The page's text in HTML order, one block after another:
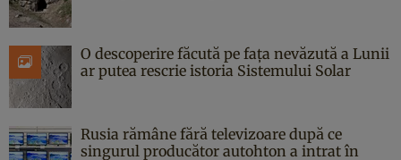
O descoperire făcută pe fața nevăzută a Lunii
ar putea rescrie istoria Sistemului Solar
Rusia rămâne fără televizoare după ce
singurul producător autohton a intrat în